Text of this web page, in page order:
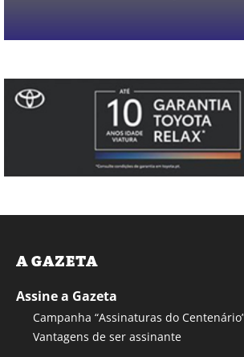
A GAZETA
Assine a Gazeta
Campanha “Assinaturas do
Vantagens de ser assinante